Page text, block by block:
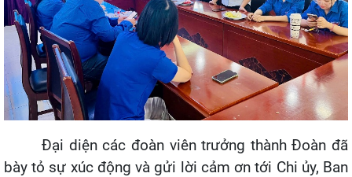
Đại diện các đoàn viên trưởng thành Đoàn đã
bày tỏ sự xúc động và gửi lời cảm ơn tới Chi ủy, Ban